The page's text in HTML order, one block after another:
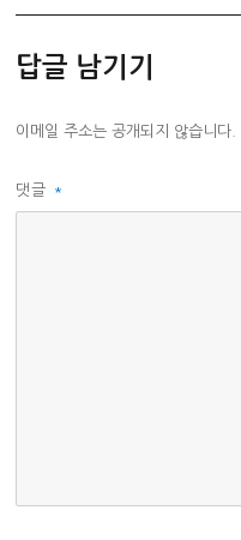
답글 남기기
이메일 주소는 공개되지 않습니다.
댓글 *